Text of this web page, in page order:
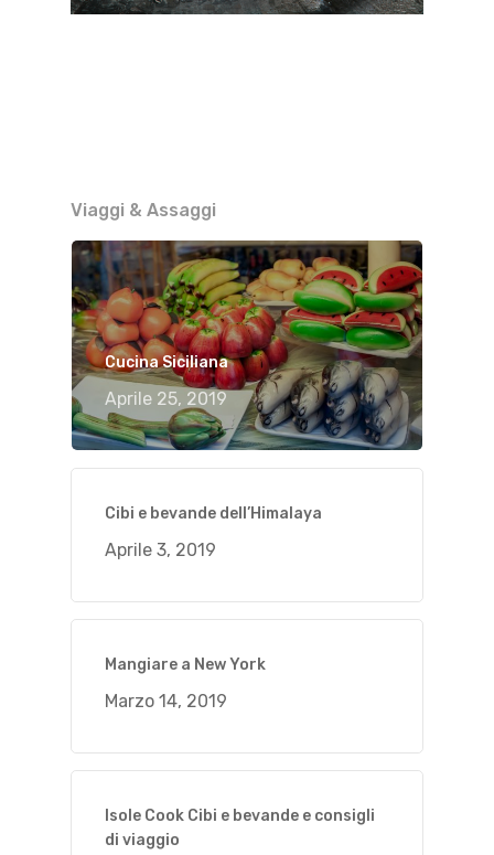
Viaggi & Assaggi
Cucina Siciliana
Aprile 25, 2019
Cibi e bevande dell’Himalaya
Aprile 3, 2019
Mangiare a New York
Marzo 14, 2019
Isole Cook Cibi e bevande e consigli
di viaggio